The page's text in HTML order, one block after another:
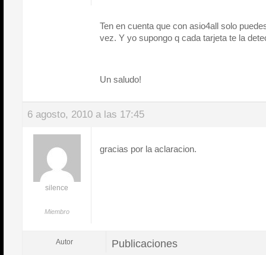
Ten en cuenta que con asio4all solo
vez. Y yo supongo q cada tarjeta te la
Un saludo!
6 agosto, 2010 a las 17:45
silence
Miembro
gracias por la aclaracion.
Autor Publicaciones